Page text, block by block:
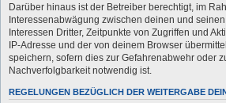
Darüber hinaus ist der Betreiber berechtigt, im
Interessenabwägung zwischen deinen und
Interessen Dritter, Zeitpunkte von Zugriffen und
IP-Adresse und der von deinem Browser
speichern, sofern dies zur Gefahrenabwehr oder
Nachverfolgbarkeit notwendig ist.
REGELUNGEN BEZÜGLICH DER WEITERGABE